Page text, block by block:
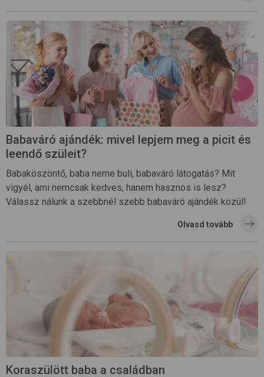
Babaváró ajándék: mivel lepjem meg a picit és
leendő szüleit?
Babaköszöntő, baba neme buli, babaváró látogatás? Mit
vigyél, ami nemcsak kedves, hanem hasznos is lesz?
Válassz nálunk a szebbnél szebb babaváró ajándék közül!
Olvasd tovább
Koraszülött baba a családban